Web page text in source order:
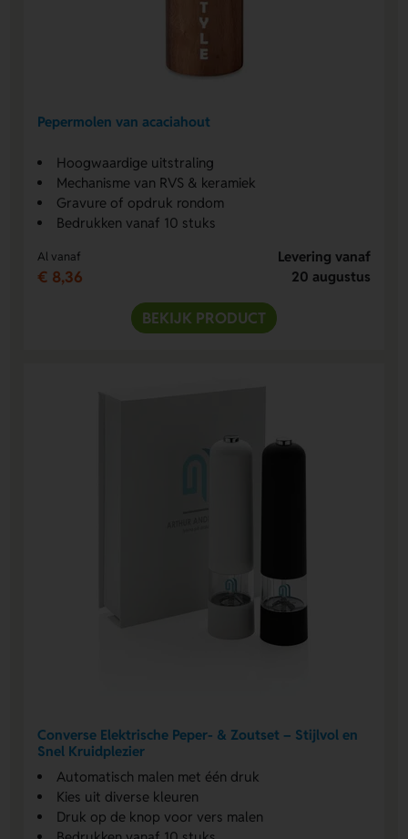
Pepermolen van acaciahout
Hoogwaardige uitstraling
Mechanisme van RVS & keramiek
Gravure of opdruk rondom
Bedrukken vanaf 10 stuks
Al vanaf
€ 8,36
Levering vanaf
20 augustus
BEKIJK PRODUCT
Converse Elektrische Peper- & Zoutset – Stijlvol en
Snel Kruidplezier
Automatisch malen met één druk
Kies uit diverse kleuren
Druk op de knop voor vers malen